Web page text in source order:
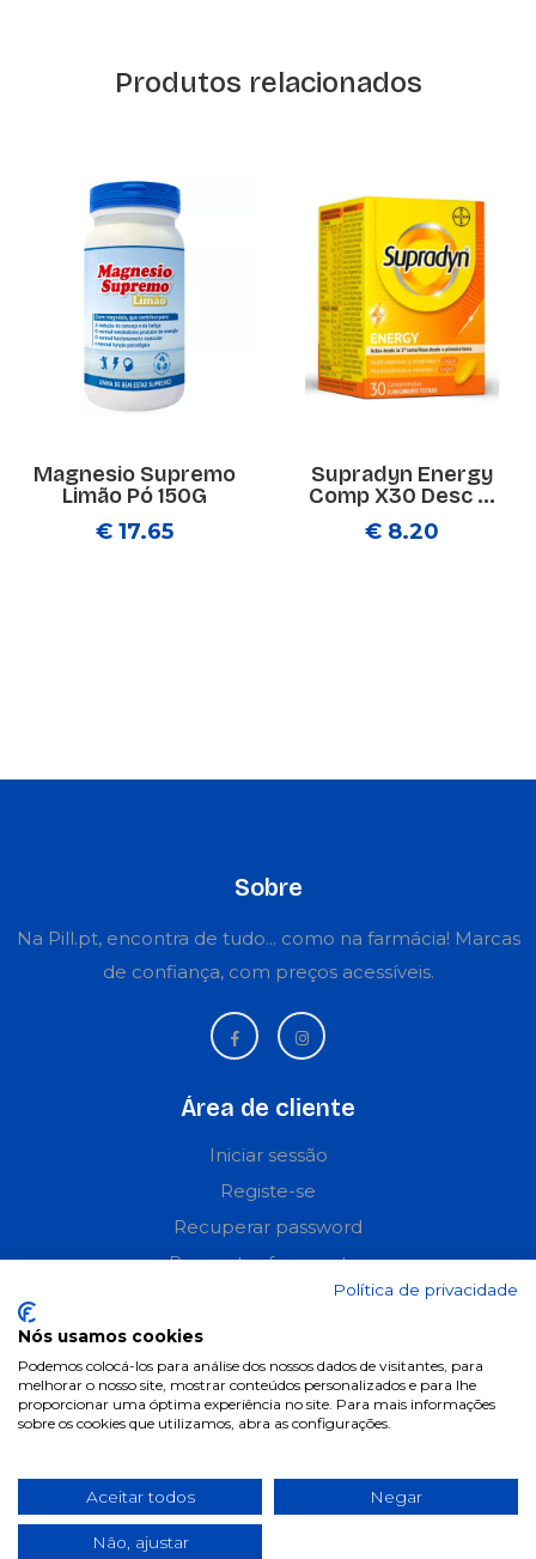
Produtos relacionados
Magnesio Supremo
Limão Pó 150G
€ 17.65
Supradyn Energy
Comp X30 Desc ...
€ 8.20
Sobre
Na Pill.pt, encontra de tudo... como na farmácia! Marcas
de confiança, com preços acessíveis.
Área de cliente
Iniciar sessão
Registe-se
Recuperar password
Perguntas frequentes
Termos & Condições
Política de privacidade
Condições de campanhas
Últimas notícias & Blog
Política de privacidade
Nós usamos cookies
Podemos colocá-los para análise dos nossos dados de visitantes, para
melhorar o nosso site, mostrar conteúdos personalizados e para lhe
proporcionar uma óptima experiência no site. Para mais informações
sobre os cookies que utilizamos, abra as configurações.
Aceitar todos Negar
Não, ajustar